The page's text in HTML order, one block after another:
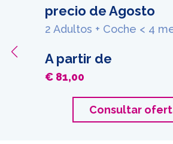
precio de Agosto
2 Adultos + Coche < 4
A partir de
€ 81,00
Consultar